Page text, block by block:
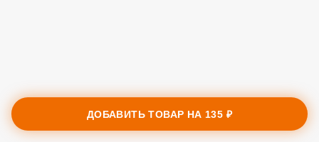
ДОБАВИТЬ ТОВАР НА 135 ₽